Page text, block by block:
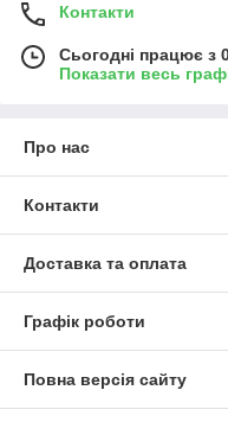
Контакти
Сьогодні працює з
Показати весь
Про нас
Контакти
Доставка та оплата
Графік роботи
Повна версія сайту